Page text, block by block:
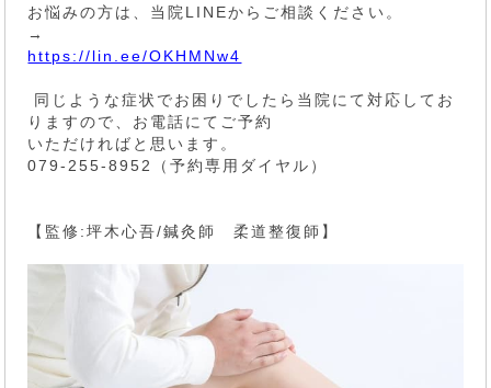
お悩みの方は、当院LINEからご相談ください。
→
https://lin.ee/OKHMNw4
同じような症状でお困りでしたら当院にて対応してお
りますので、お電話にてご予約
いただければと思います。
079-255-8952（予約専用ダイヤル）
【監修:坪木心吾/鍼灸師 柔道整復師】